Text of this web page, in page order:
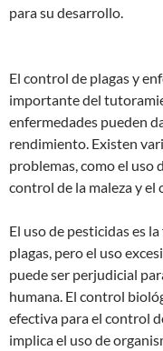
para su desarrollo.
El control de plagas y
importante del
enfermedades pueden
rendimiento. Existen
problemas, como el uso
control de la maleza y
El uso de pesticidas es
plagas, pero el uso
puede ser perjudicial
humana. El control
efectiva para el control
implica el uso de